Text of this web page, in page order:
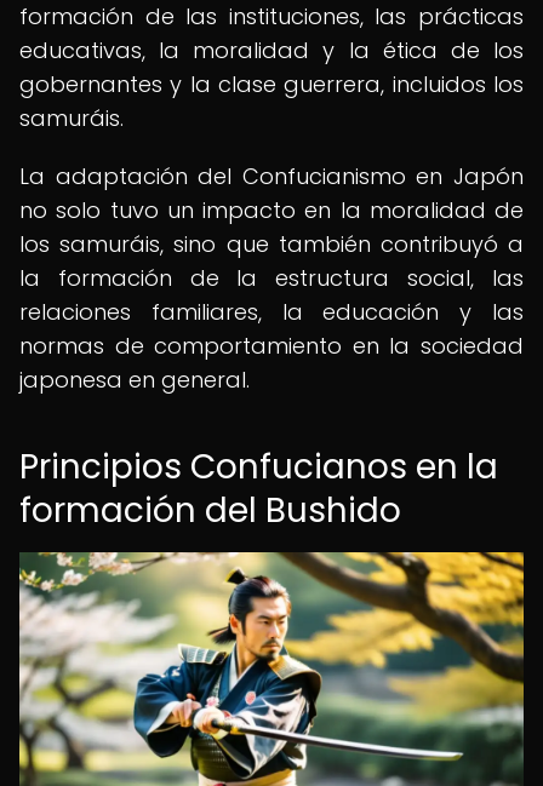
formación de las instituciones, las prácticas
educativas, la moralidad y la ética de los
gobernantes y la clase guerrera, incluidos los
samuráis.
La adaptación del Confucianismo en Japón
no solo tuvo un impacto en la moralidad de
los samuráis, sino que también contribuyó a
la formación de la estructura social, las
relaciones familiares, la educación y las
normas de comportamiento en la sociedad
japonesa en general.
Principios Confucianos en la
formación del Bushido